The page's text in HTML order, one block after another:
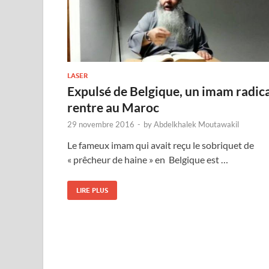
LASER
Expulsé de Belgique, un imam
rentre au Maroc
29 novembre 2016 - byAbdelkhalek Moutawakil
Le fameux imam qui avait reçu le sobriquet de
« prêcheur de haine » en Belgique est …
LIRE PLUS